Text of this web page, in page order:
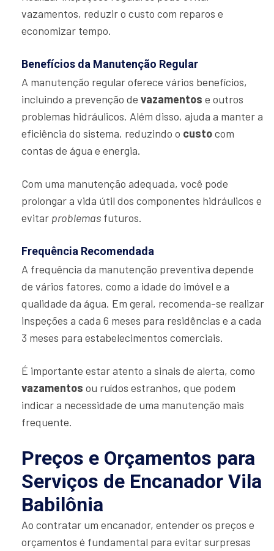
vazamentos, reduzir o custo com reparos e
economizar tempo.
Benefícios da Manutenção Regular
A manutenção regular oferece vários benefícios,
incluindo a prevenção de vazamentos e outros
problemas hidráulicos. Além disso, ajuda a manter a
eficiência do sistema, reduzindo o custocom
contas de água e energia.
Com uma manutenção adequada, você pode
prolongar a vida útil dos componentes hidráulicos e
evitar problemas futuros.
Frequência Recomendada
A frequência da manutenção preventiva depende
de vários fatores, como a idade do imóvel e a
qualidade da água. Em geral, recomenda-se realizar
inspeções a cada 6 meses para residências e a cada
3 meses para estabelecimentos comerciais.
É importante estar atento a sinais de alerta, como
vazamentos ou ruídos estranhos, que podem
indicar a necessidade de uma manutenção mais
frequente.
Preços e Orçamentos para
Serviços de Encanador Vila
Babilônia
Ao contratar um encanador, entender os preços e
orçamentos é fundamental para evitar surpresas